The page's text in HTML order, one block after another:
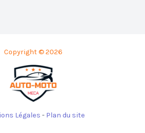
Copyright © 2026
Légales - Plan du site